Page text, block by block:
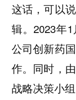
这话，可以
辑。2023年
公司创新药
作。同时，
战略决策小